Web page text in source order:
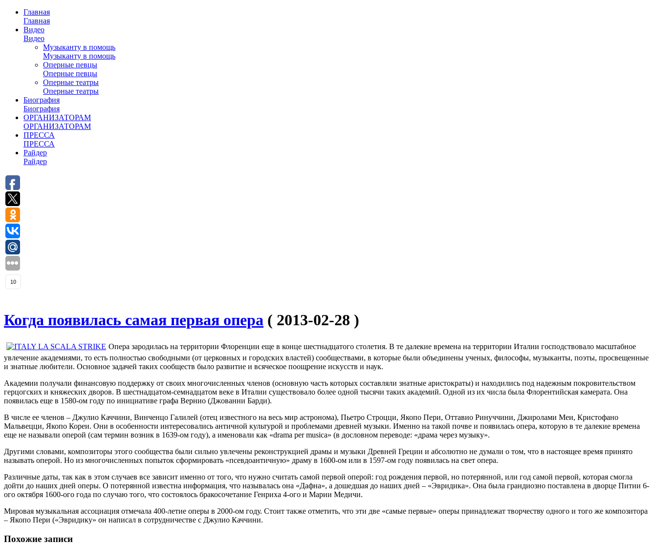
Главная
Главная
Видео
Видео
Музыканту в помощь
Музыканту в помощь
Оперные певцы
Оперные певцы
Оперные театры
Оперные театры
Биография
Биография
ОРГАНИЗАТОРАМ
ОРГАНИЗАТОРАМ
ПРЕССА
ПРЕССА
Райдер
Райдер
10
Когда появилась самая первая опера ( 2013-02-28 )
Опера зародилась на территории Флоренции еще в конце шестнадцатого столетия. В те далекие времена на территории Италии господствовало масштабное
увлечение академиями, то есть полностью свободными (от церковных и городских властей) сообществами, в которые были объединены ученых, философы, музыканты, поэты, просвещенные
и знатные любители. Основное задачей таких сообществ было развитие и всяческое поощрение искусств и наук.
Академии получали финансовую поддержку от своих многочисленных членов (основную часть которых составляли знатные аристократы) и находились под надежным покровительством
герцогских и княжеских дворов. В шестнадцатом-семнадцатом веке в Италии существовало более одной тысячи таких академий. Одной из их числа была Флорентийская камерата. Она
появилась еще в 1580-ом году по инициативе графа Вернио (Джованни Барди).
В числе ее членов – Джулио Каччини, Винченцо Галилей (отец известного на весь мир астронома), Пьетро Строцци, Якопо Пери, Оттавио Ринуччини, Джиролами Меи, Кристофано
Мальвецци, Якопо Кореи. Они в особенности интересовались античной культурой и проблемами древней музыки. Именно на такой почве и появилась опера, которую в те далекие времена
еще не называли оперой (сам термин возник в 1639-ом году), а именовали как «drama per musica» (в дословном переводе: «драма через музыку».
Другими словами, композиторы этого сообщества были сильно увлечены реконструкцией драмы и музыки Древней Греции и абсолютно не думали о том, что в настоящее время принято
называть оперой. Но из многочисленных попыток сформировать «псевдоантичную» драму в 1600-ом или в 1597-ом году появилась на свет опера.
Различные даты, так как в этом случаев все зависит именно от того, что нужно считать самой первой оперой: год рождения первой, но потерянной, или год самой первой, которая смогла
дойти до наших дней оперы. О потерянной известна информация, что называлась она «Дафна», а дошедшая до наших дней – «Эвридика». Она была грандиозно поставлена в дворце Питии 6-
ого октября 1600-ого года по случаю того, что состоялось бракосочетание Генриха 4-ого и Марии Медичи.
Мировая музыкальная ассоциация отмечала 400-летие оперы в 2000-ом году. Стоит также отметить, что эти две «самые первые» оперы принадлежат творчеству одного и того же композитора
– Якопо Пери («Эвридику» он написал в сотрудничестве с Джулио Каччини.
Похожие записи